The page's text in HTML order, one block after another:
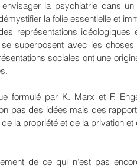
la psychiatrie dans
la folie essentielle et
représentations
superposent avec les
sociales ont une
formulé par K. Marx et F.
pas des idées mais des
la propriété et de la privation
de ce qui n’est pas